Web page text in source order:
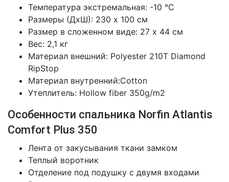
Температура экстремальная: -10 °С
Размеры (ДхШ): 230 х 100 см
Размер в сложенном виде: 27 x 44 см
Вес: 2,1 кг
Материал внешний: Polyester 210T Diamond
RipStop
Материал внутренний:Cotton
Утеплитель: Hollow fiber 350g/m2
Особенности спальника Norfin Atlantis
Comfort Plus 350
Лента от закусывания ткани замком
Теплый воротник
Отделение под подушку с двумя входами